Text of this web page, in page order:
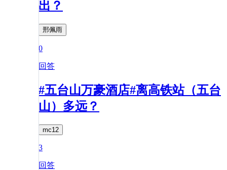
出？
邢佩雨
0
回答
#五台山万豪酒店#离高铁站（五台
山）多远？
mc12
3
回答